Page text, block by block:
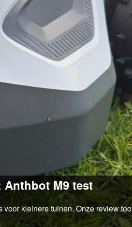
Anthbot M9 test
kleinere tuinen. Onze review